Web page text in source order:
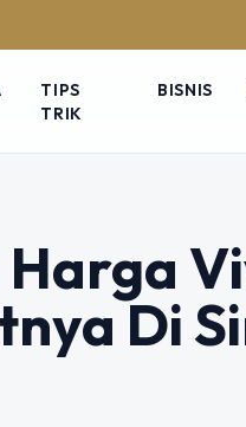
TIPS
TRIK
BISNIS
Di